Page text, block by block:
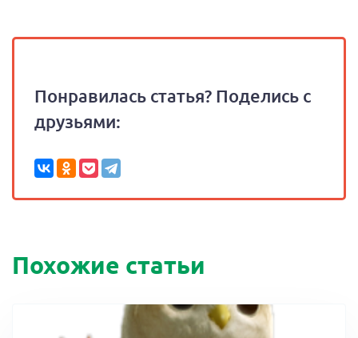
Понравилась статья? Поделись с
друзьями:
Похожие статьи